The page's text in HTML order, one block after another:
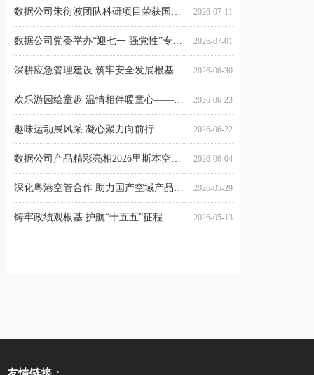
2026-07-11
2026-07-01
2026-06-30
2026-06-23
2026-06-22
趣味运动展风采 凝心聚力向前行
2026-06-04
2026-05-29
2026-05-13